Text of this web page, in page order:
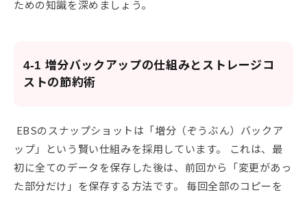
ための知識を深めましょう。
4-1 増分バックアップの仕組みとストレージコ
ストの節約術
EBSのスナップショットは「増分（ぞうぶん）バックア
ップ」という賢い仕組みを採用しています。 これは、最
初に全てのデータを保存した後は、前回から「変更があっ
た部分だけ」を保存する方法です。 毎回全部のコピーを